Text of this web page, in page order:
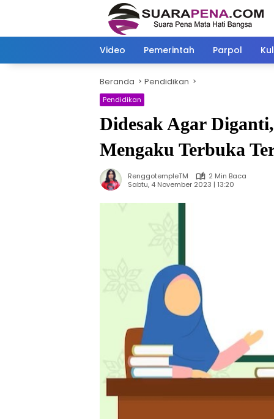
Video Pemerintah Parpol
Beranda Pendidikan
Pendidikan
Didesak Agar
Mengaku Terbuka
RenggotempleTM
2 Min Baca
Sabtu, 4 November 2023 | 13:20